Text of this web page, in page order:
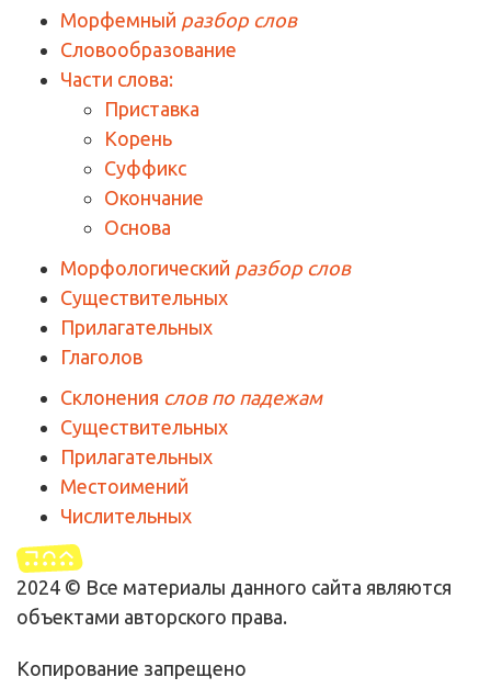
Морфемный разбор слов
Словообразование
Части слова:
Приставка
Корень
Суффикс
Окончание
Основа
Морфологический разбор слов
Существительных
Прилагательных
Глаголов
Склонения слов по падежам
Существительных
Прилагательных
Местоимений
Числительных
2024 © Все материалы данного сайта являются
объектами авторского права.
Копирование запрещено